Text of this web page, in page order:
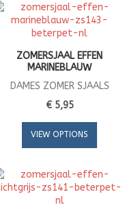
ZOMERSJAAL EFFEN
MARINEBLAUW
DAMES ZOMER SJAALS
€ 5,95
VIEW OPTIONS